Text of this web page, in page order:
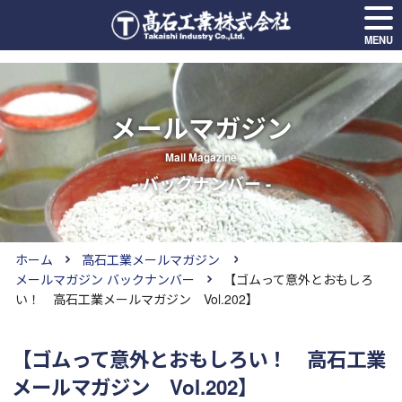
MENU
メールマガジン
Mail Magazine
- バックナンバー -
ホーム
高石工業メールマガジン
メールマガジン バックナンバー
【ゴムって意外とおもしろ
い！ 高石工業メールマガジン Vol.202】
【ゴムって意外とおもしろい！ 高石工業
メールマガジン Vol.202】